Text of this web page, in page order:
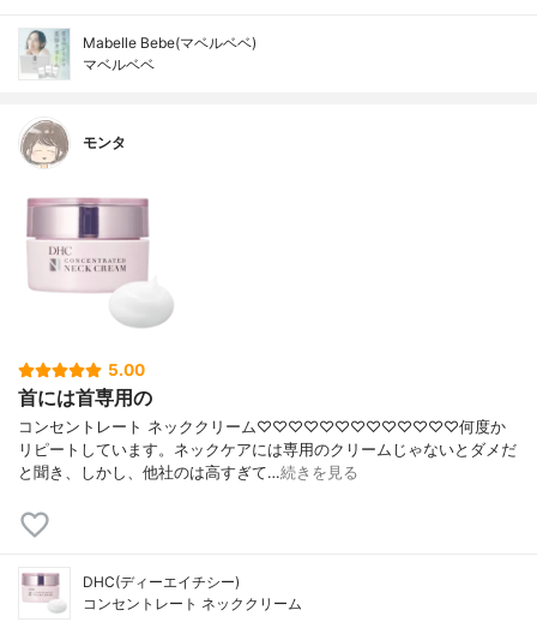
Mabelle Bebe(マベルベベ)
マベルベベ
モンタ
5.00
首には首専用の
コンセントレート ネッククリーム♡♡♡♡♡♡♡♡♡♡♡♡♡何度か
リピートしています。ネックケアには専用のクリームじゃないとダメだ
と聞き、しかし、他社のは高すぎて…続きを見る
DHC(ディーエイチシー)
コンセントレート ネッククリーム